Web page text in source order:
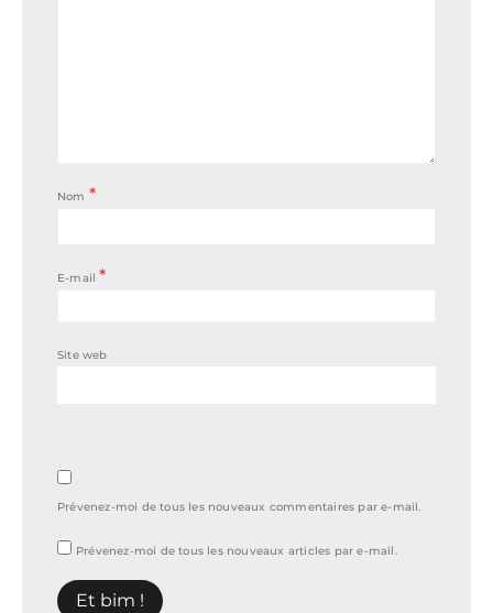
Nom *
E-mail*
Site web
Prévenez-moi de tous les nouveaux commentaires par e-mail.
Prévenez-moi de tous les nouveaux articles par e-mail.